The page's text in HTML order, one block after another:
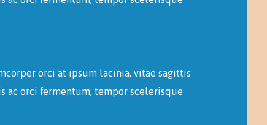
orci at ipsum lacinia, vitae sagittis
orci fermentum, tempor scelerisque